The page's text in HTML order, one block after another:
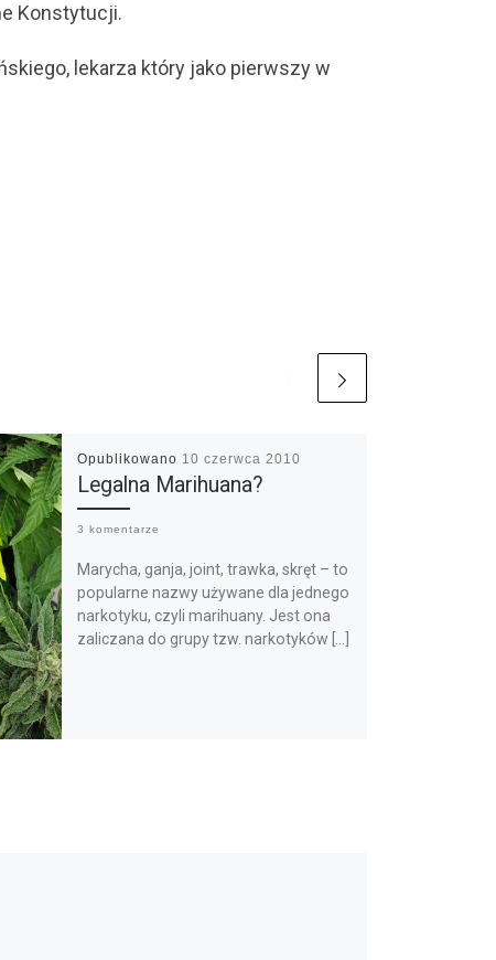
Konstytucji.
lekarza który jako pierwszy w
Opublikowano 10 czerwca 2010
Legalna Marihuana?
3 komentarze
Marycha, ganja, joint, trawka, skręt – to
popularne nazwy używane dla jednego
narkotyku, czyli marihuany. Jest ona
zaliczana do grupy tzw. narkotyków […]